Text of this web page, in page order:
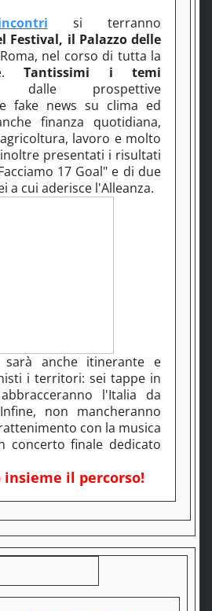
si terranno
Festival, il Palazzo delle
nel corso di tutta la
Tantissimi i temi
prospettive
fake news su clima ed
finanza quotidiana,
lavoro e molto
presentati i risultati
17 Goal" e di due
a cui aderisce l'Alleanza.
anche itinerante e
i territori: sei tappe in
l'Italia da
non mancheranno
con la musica
concerto finale dedicato
insieme il percorso!